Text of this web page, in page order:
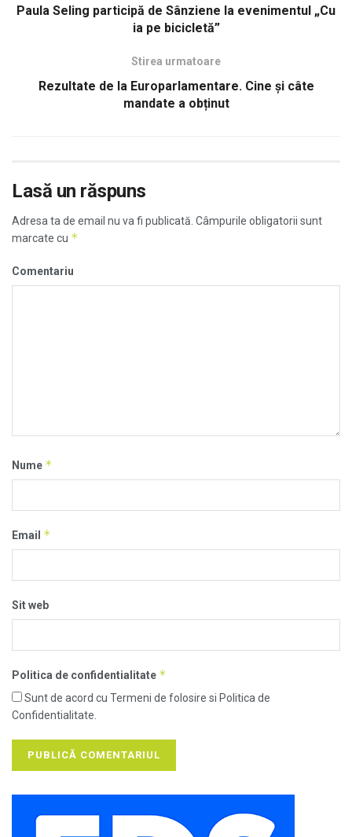
Paula Seling participă de Sânziene la evenimentul „Cu
ia pe bicicletă”
Stirea urmatoare
Rezultate de la Europarlamentare. Cine și câte
mandate a obținut
Lasă un răspuns
Adresa ta de email nu va fi publicată. Câmpurile obligatorii sunt
marcate cu *
Comentariu
Nume *
Email *
Sit web
Politica de confidentialitate *
Sunt de acord cu Termeni de folosire si Politica de
Confidentialitate.